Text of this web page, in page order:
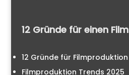
12 Gründe für einen Film
12 Gründe für Filmproduktion
Filmproduktion Trends 2025